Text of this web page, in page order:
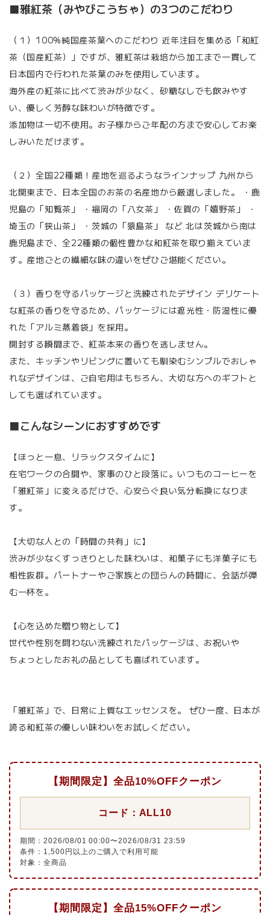
■雅紅茶（みやびこうちゃ）の3つのこだわり
（１）100%純国産茶葉へのこだわり 近年注目を集める「和紅
茶（国産紅茶）」ですが、雅紅茶は栽培から加工まで一貫して
日本国内で行われた茶葉のみを使用しています。
海外産の紅茶に比べて渋みが少なく、砂糖なしでも飲みやす
い、優しく芳醇な味わいが特徴です。
添加物は一切不使用。お子様からご年配の方まで安心してお楽
しみいただけます。
（２）全国22種類！産地を巡るようなラインナップ 九州から
北関東まで、日本全国のお茶の名産地から厳選しました。 ・鹿
児島の「知覧茶」 ・福岡の「八女茶」 ・佐賀の「嬉野茶」 ・
埼玉の「狭山茶」 ・茨城の「猿島茶」 など 北は茨城から南は
鹿児島まで、全22種類の個性豊かな和紅茶を取り揃えていま
す。産地ごとの繊細な味の違いをぜひご堪能ください。
（３）香りを守るパッケージと洗練されたデザイン デリケート
な紅茶の香りを守るため、パッケージには遮光性・防湿性に優
れた「アルミ蒸着袋」を採用。
開封する瞬間まで、紅茶本来の香りを逃しません。
また、キッチンやリビングに置いても馴染むシンプルでおしゃ
れなデザインは、ご自宅用はもちろん、大切な方へのギフトと
しても選ばれています。
■こんなシーンにおすすめです
【ほっと一息、リラックスタイムに】
在宅ワークの合間や、家事のひと段落に。いつものコーヒーを
「雅紅茶」に変えるだけで、心安らぐ良い気分転換になりま
す。
【大切な人との「時間の共有」に】
渋みが少なくすっきりとした味わいは、和菓子にも洋菓子にも
相性抜群。パートナーやご家族との団らんの時間に、会話が弾
む一杯を。
【心を込めた贈り物として】
世代や性別を問わない洗練されたパッケージは、お祝いや
ちょっとしたお礼の品としても喜ばれています。
「雅紅茶」で、日常に上質なエッセンスを。 ぜひ一度、日本が
誇る和紅茶の優しい味わいをお試しください。
【期間限定】全品10%OFFクーポン
コード：ALL10
期間：2026/08/01 00:00〜2026/08/31 23:59
条件：1,500円以上のご購入で利用可能
対象：全商品
【期間限定】全品15%OFFクーポン